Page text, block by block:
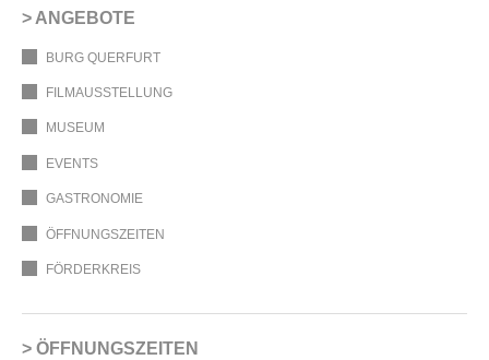
ANGEBOTE
BURG QUERFURT
FILMAUSSTELLUNG
MUSEUM
EVENTS
GASTRONOMIE
ÖFFNUNGSZEITEN
FÖRDERKREIS
ÖFFNUNGSZEITEN